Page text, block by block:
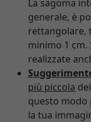
La sagoma
generale, è
rettangolare,
minimo 1 cm.
realizzate
più piccola
questo modo
la tua